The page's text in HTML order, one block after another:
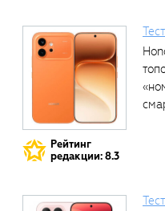
Рейтинг
редакции: 8.3